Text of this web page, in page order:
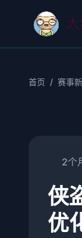
首页 / 赛事
2个
侠
优